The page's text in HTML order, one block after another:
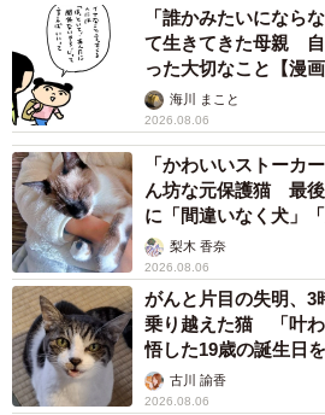
「誰かみたいになら
て生きてきた母親
った大切なこと【漫画
海川 まこと
2026.08.06
「かわいいストーカ
ん坊な元保護猫 最
に「間違いなく犬」
梨木 香奈
2026.08.06
がんと片目の失明、3
乗り越えた猫 「叶
悟した19歳の誕生日
古川 諭香
2026.08.06